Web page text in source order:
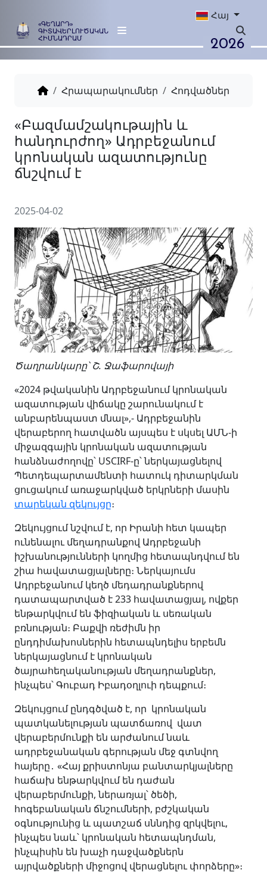
«ԳԵՂԱՐԴ»
ԳԻՏԱՎԵՐԼՈՒԾԱԿԱՆ
ՀԻՄՆԱԴՐԱՄ
Հայ
2026
Հրապարակումներ Հոդվածներ
«Բազմամշակութային և
հանդուրժող»
ճնշվում է
2025-04-02
Ծաղրանկարը՝ Շ. Ջաֆարովայի
«2024 թվականին Ադրբեջանում կրոնական
ազատության վիճակը շարունակում է
անբարենպաստ մնալ»,- Ադրբեջանին
վերաբերող հատվածն այսպես է սկսել ԱՄՆ-ի
միջազգային կրոնական ազատության
հանձնաժողովը՝ USCIRF-ը՝ ներկայացնելով
Պետդեպարտամենտի հատուկ դիտարկման
ցուցակում առաջարկված երկրների մասին
տարեկան զեկույցը։
Զեկույցում նշվում է, որ Իրանի հետ կապեր
ունենալու մեղադրանքով Ադրբեջանի
իշխանությունների կողմից հետապնդվում են
շիա հավատացյալները։ Ներկայումս
Ադրբեջանում կեղծ մեդադրանքներով
դատապարտված է 233 հավատացյալ, ովքեր
ենթարկվում են ֆիզիական և սեռական
բռնության։ Բաքվի ռեժիմն իր
ընդդիմախոսներին հետապնդելիս երբեմն
ներկայացնում է կրոնական
ծայրահեղականության մեղադրանքներ,
ինչպես՝ Գուբադ Իբադօղլուի դեպքում։
Զեկույցում ընդգծված է, որ կրոնական
պատկանելության պատճառով վատ
վերաբերմունքի են արժանում նաև
ադրբեջանական գերության մեջ գտնվող
հայերը․ «Հայ քրիստոնյա բանտարկյալները
հաճախ ենթարկվում են դաժան
վերաբերմունքի, ներառյալ՝ ծեծի,
հոգեբանական ճնշումների, բժշկական
օգնությունից և պատշաճ սննդից զրկվելու,
ինչպես նաև՝ կրոնական հետապնդման,
ինչպիսին են խաչի դաջվածքներն
այրվածքների միջոցով վերացնելու փորձերը»։